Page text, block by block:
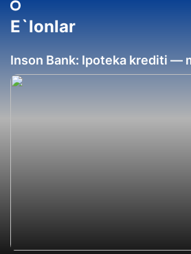
E`lonlar
Inson Bank: Ipoteka krediti —